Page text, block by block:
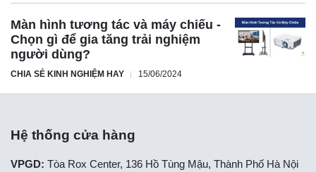
Màn hình tương tác và máy chiếu -
Chọn gì để gia tăng trải nghiệm
người dùng?
CHIA SẺ KINH NGHIỆM HAY 15/06/2024
Hệ thống cửa hàng
VPGD: Tòa Rox Center, 136 Hồ Tùng Mậu, Thành Phố Hà Nội